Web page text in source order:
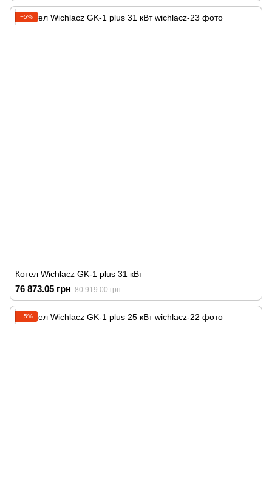
−5%
Котел Wichlacz GK-1 plus 31 кВт
76 873.05 грн 80 919.00 грн
−5%